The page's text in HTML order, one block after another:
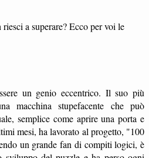
a superare? Ecco per voi le
un genio eccentrico. Il suo più
macchina stupefacente che può
semplice come aprire una porta e
mesi, ha lavorato al progetto, "100
un grande fan di compiti logici, è